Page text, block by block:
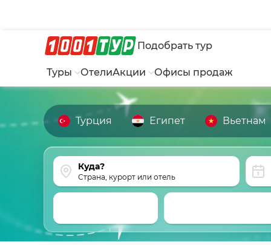
Подобрать тур
Туры ОтелиАкции Офисы продаж
Турция Египет Вьетнам
Страна, курорт или отель